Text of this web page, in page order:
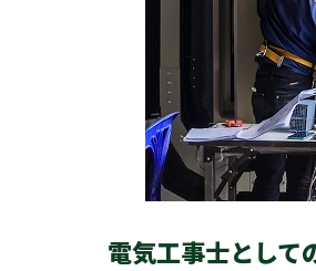
電気工事士として